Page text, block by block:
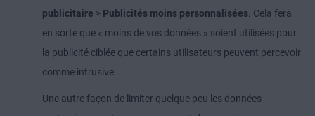
publicitaire > Publicités moins personnalisées . Cela fera
en sorte que « moins de vos données » soient utilisées pour
la publicité ciblée que certains utilisateurs peuvent percevoir
comme intrusive.
Une autre façon de limiter quelque peu les données